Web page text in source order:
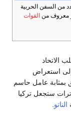
من السفن الحربية
معروف من القوات
الاتحاد
استعراض
بمثابة عامل حاسم
ستجعل تركيا
الناتو